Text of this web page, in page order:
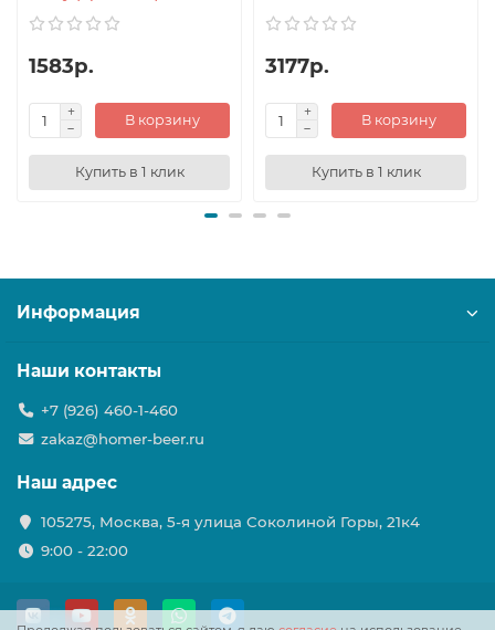
1583р.
В корзину
Купить в 1 клик
3177р.
В корзину
Купить в 1 клик
Информация
Наши контакты
+7 (926) 460-1-460
zakaz@homer-beer.ru
Наш адрес
105275, Москва, 5-я улица Соколиной Горы, 21к4
9:00 - 22:00